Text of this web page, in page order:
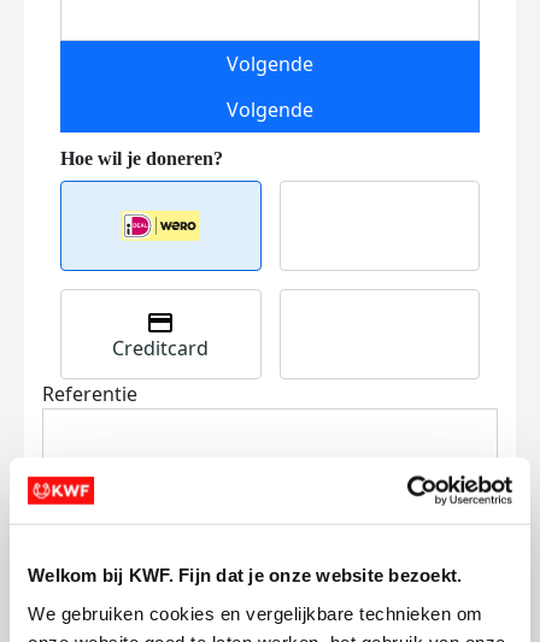
Welkom bij KWF. Fijn dat je onze website bezoekt.
We gebruiken cookies en vergelijkbare technieken om
Volgende
Volgende
Creditcard
Referentie
Ik wil bijdragen aan de transactiekosten